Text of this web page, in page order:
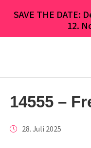
SAVE THE DATE:
12.
14555 –
28. Juli 2025